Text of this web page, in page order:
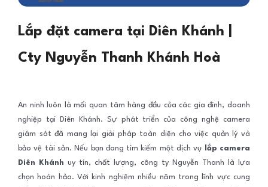
Lắp đặt camera tại Diên Khánh |
Cty Nguyễn Thanh Khánh Hoà
An ninh luôn là mối quan tâm hàng đầu của các gia đình, doanh
nghiệp tại Diên Khánh. Sự phát triển của công nghệ camera
giám sát đã mang lại giải pháp toàn diện cho việc quản lý và
bảo vệ tài sản. Nếu bạn đang tìm kiếm một dịch vụ
lắp camera
Diên Khánh uy tín, chất lượng, công ty Nguyễn Thanh là lựa
chọn hoàn hảo. Với kinh nghiệm nhiều năm trong lĩnh vực cung